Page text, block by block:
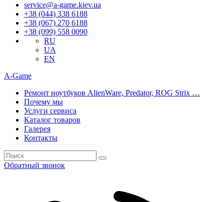
service@a-game.kiev.ua
+38 (044) 338 6188
+38 (067) 270 6188
+38 (099) 558 0090
RU
UA
EN
A-Game
Ремонт ноутбуков AlienWare, Predator, ROG Strix …
Почему мы
Услуги сервиса
Каталог товаров
Галерея
Контакты
Обратный звонок